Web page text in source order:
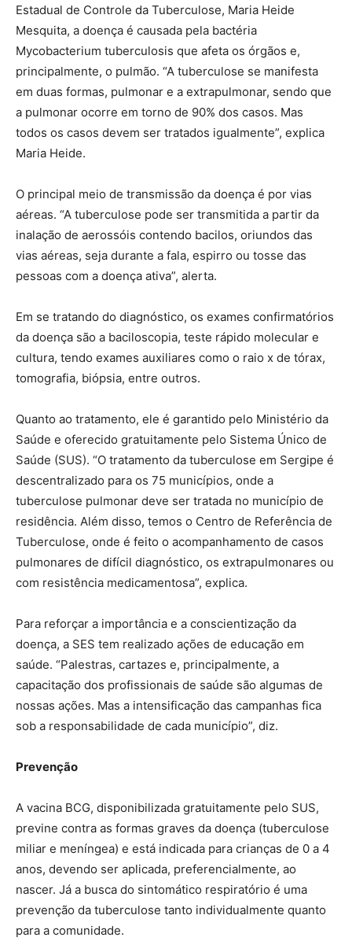
Estadual de Controle da Tuberculose, Maria Heide
Mesquita, a doença é causada pela bactéria
Mycobacterium tuberculosis que afeta os órgãos e,
principalmente, o pulmão. “A tuberculose se manifesta
em duas formas, pulmonar e a extrapulmonar, sendo que
a pulmonar ocorre em torno de 90% dos casos. Mas
todos os casos devem ser tratados igualmente”, explica
Maria Heide.
O principal meio de transmissão da doença é por vias
aéreas. “A tuberculose pode ser transmitida a partir da
inalação de aerossóis contendo bacilos, oriundos das
vias aéreas, seja durante a fala, espirro ou tosse das
pessoas com a doença ativa”, alerta.
Em se tratando do diagnóstico, os exames confirmatórios
da doença são a baciloscopia, teste rápido molecular e
cultura, tendo exames auxiliares como o raio x de tórax,
tomografia, biópsia, entre outros.
Quanto ao tratamento, ele é garantido pelo Ministério da
Saúde e oferecido gratuitamente pelo Sistema Único de
Saúde (SUS). “O tratamento da tuberculose em Sergipe é
descentralizado para os 75 municípios, onde a
tuberculose pulmonar deve ser tratada no município de
residência. Além disso, temos o Centro de Referência de
Tuberculose, onde é feito o acompanhamento de casos
pulmonares de difícil diagnóstico, os extrapulmonares ou
com resistência medicamentosa”, explica.
Para reforçar a importância e a conscientização da
doença, a SES tem realizado ações de educação em
saúde. “Palestras, cartazes e, principalmente, a
capacitação dos profissionais de saúde são algumas de
nossas ações. Mas a intensificação das campanhas fica
sob a responsabilidade de cada município”, diz.
Prevenção
A vacina BCG, disponibilizada gratuitamente pelo SUS,
previne contra as formas graves da doença (tuberculose
miliar e meníngea) e está indicada para crianças de 0 a 4
anos, devendo ser aplicada, preferencialmente, ao
nascer. Já a busca do sintomático respiratório é uma
prevenção da tuberculose tanto individualmente quanto
para a comunidade.